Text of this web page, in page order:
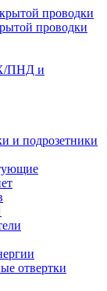
проводки
проводки
ПНД и
и подрозетники
отвертки